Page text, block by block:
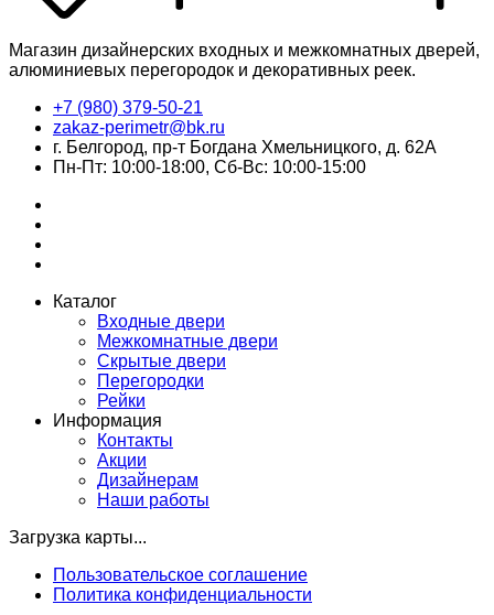
Магазин дизайнерских входных и межкомнатных дверей,
алюминиевых перегородок и декоративных реек.
+7 (980) 379-50-21
zakaz-perimetr@bk.ru
г. Белгород, пр-т Богдана Хмельницкого, д. 62А
Пн-Пт: 10:00-18:00, Сб-Вс: 10:00-15:00
Каталог
Входные двери
Межкомнатные двери
Скрытые двери
Перегородки
Рейки
Информация
Контакты
Акции
Дизайнерам
Наши работы
Загрузка карты...
Пользовательское соглашение
Политика конфиденциальности